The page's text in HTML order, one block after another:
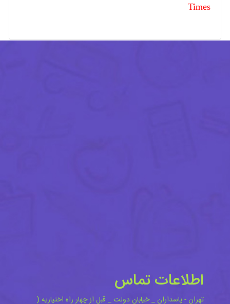
Times
اطلاعات تماس
تهران - پاسداران _ خیابان دولت _ قبل از چهار راه اختیاریه (